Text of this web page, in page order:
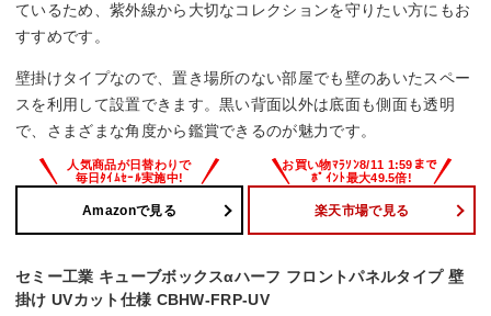
ているため、紫外線から大切なコレクションを守りたい方にもお
すすめです。
壁掛けタイプなので、置き場所のない部屋でも壁のあいたスペー
スを利用して設置できます。黒い背面以外は底面も側面も透明
で、さまざまな角度から鑑賞できるのが魅力です。
Amazonで見る 楽天市場で見る
セミー工業 キューブボックスαハーフ フロントパネルタイプ 壁
掛け UVカット仕様 CBHW-FRP-UV